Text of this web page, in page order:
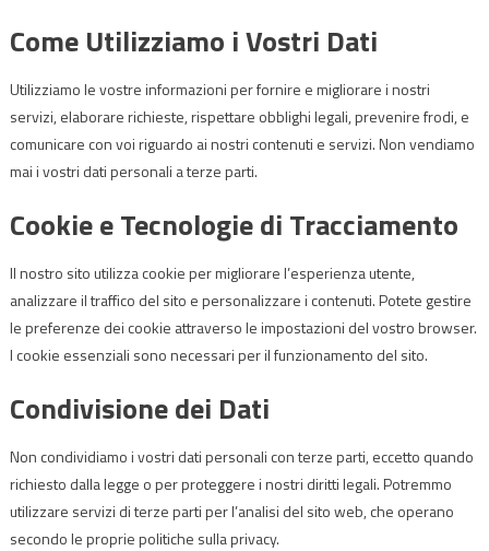
Come Utilizziamo i Vostri Dati
Utilizziamo le vostre informazioni per fornire e migliorare i nostri
servizi, elaborare richieste, rispettare obblighi legali, prevenire frodi, e
comunicare con voi riguardo ai nostri contenuti e servizi. Non vendiamo
mai i vostri dati personali a terze parti.
Cookie e Tecnologie di Tracciamento
Il nostro sito utilizza cookie per migliorare l’esperienza utente,
analizzare il traffico del sito e personalizzare i contenuti. Potete gestire
le preferenze dei cookie attraverso le impostazioni del vostro browser.
I cookie essenziali sono necessari per il funzionamento del sito.
Condivisione dei Dati
Non condividiamo i vostri dati personali con terze parti, eccetto quando
richiesto dalla legge o per proteggere i nostri diritti legali. Potremmo
utilizzare servizi di terze parti per l’analisi del sito web, che operano
secondo le proprie politiche sulla privacy.